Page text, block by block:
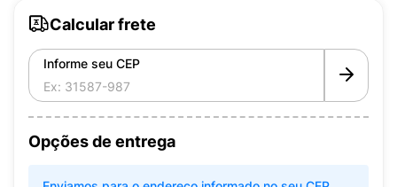
Calcular frete
Informe seu CEP
Opções de entrega